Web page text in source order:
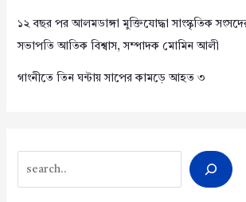
১২ বছর পর আলমডাঙ্গা মুক্তিযোদ্ধা সাংস্কৃতিক
সভাপতি আতিক বিশ্বাস, সম্পাদক মোমিন আলী
গাংনীতে তিন ঘন্টায় সাপের কামড়ে আহত ৩